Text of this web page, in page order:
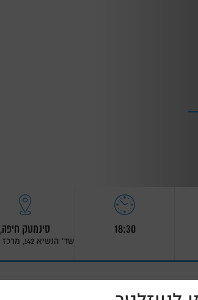
18:30 סינמטק חיפה,
שד' הנשיא 142, מרכז הכרמל